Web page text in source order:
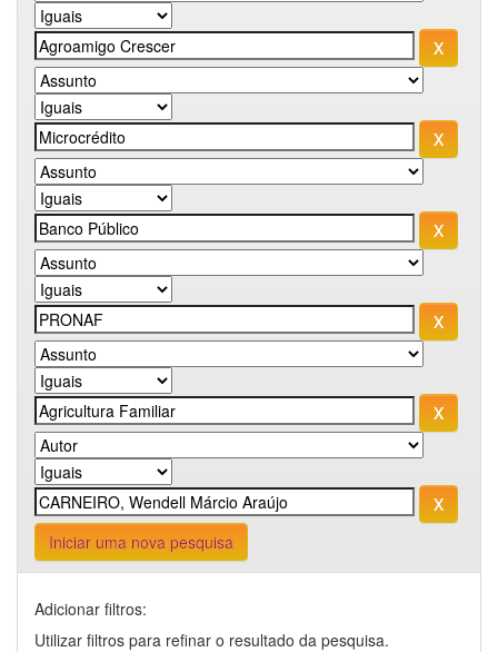
Iniciar uma nova pesquisa
Adicionar filtros:
Utilizar filtros para refinar o resultado da pesquisa.